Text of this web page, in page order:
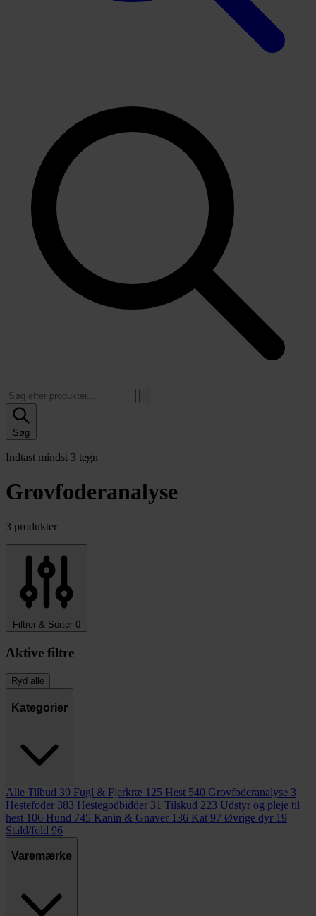
Søg
Indtast mindst 3 tegn
Grovfoderanalyse
3 produkter
Filtrer & Sorter 0
Aktive filtre
Ryd alle
Kategorier
Alle Tilbud 39 Fugl & Fjerkræ 125 Hest 540 Grovfoderanalyse 3
Hestefoder 383 Hestegodbidder 31 Tilskud 223 Udstyr og pleje til
hest 106 Hund 745 Kanin & Gnaver 136 Kat 97 Øvrige dyr 19
Stald/fold 96
Varemærke